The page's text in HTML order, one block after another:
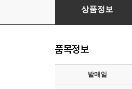
더보이즈 (THE
상품정보
품목정보
발매일